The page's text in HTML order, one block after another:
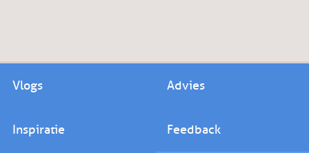
Vlogs Advies
Inspiratie Feedback